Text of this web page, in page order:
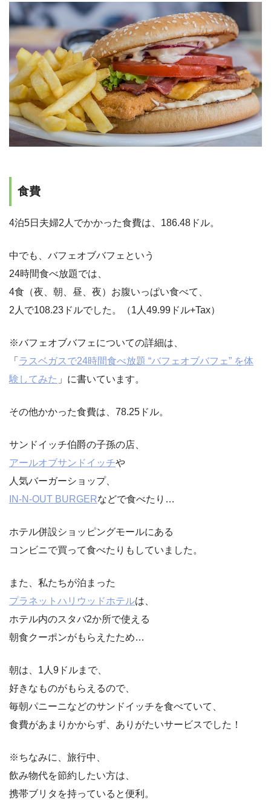
食費
4泊5日夫婦2人でかかった食費は、186.48ドル。
中でも、バフェオブバフェという
24時間食べ放題では、
4食（夜、朝、昼、夜）お腹いっぱい食べて、
2人で108.23ドルでした。（1人49.99ドル+Tax）
※バフェオブバフェについての詳細は、
「 ラスベガスで24時間食べ放題 “バフェオブバフェ” を体
験してみた 」に書いています。
その他かかった食費は、78.25ドル。
サンドイッチ伯爵の子孫の店、
アールオブサンドイッチや
人気バーガーショップ、
IN-N-OUT BURGERなどで食べたり…
ホテル併設ショッピングモールにある
コンビニで買って食べたりもしていました。
また、私たちが泊まった
プラネットハリウッドホテルは、
ホテル内のスタバ2か所で使える
朝食クーポンがもらえたため…
朝は、1人9ドルまで、
好きなものがもらえるので、
毎朝パニーニなどのサンドイッチを食べていて、
食費があまりかからず、ありがたいサービスでした！
※ちなみに、旅行中、
飲み物代を節約したい方は、
携帯ブリタを持っていると便利。